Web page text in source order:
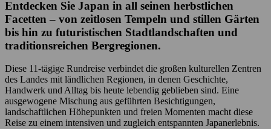
Entdecken Sie Japan in all seinen herbstlichen
Facetten – von zeitlosen Tempeln und stillen Gärten
bis hin zu futuristischen Stadtlandschaften und
traditionsreichen Bergregionen.
Diese 11-tägige Rundreise verbindet die großen kulturellen Zentren
des Landes mit ländlichen Regionen, in denen Geschichte,
Handwerk und Alltag bis heute lebendig geblieben sind. Eine
ausgewogene Mischung aus geführten Besichtigungen,
landschaftlichen Höhepunkten und freien Momenten macht diese
Reise zu einem intensiven und zugleich entspannten Japanerlebnis.